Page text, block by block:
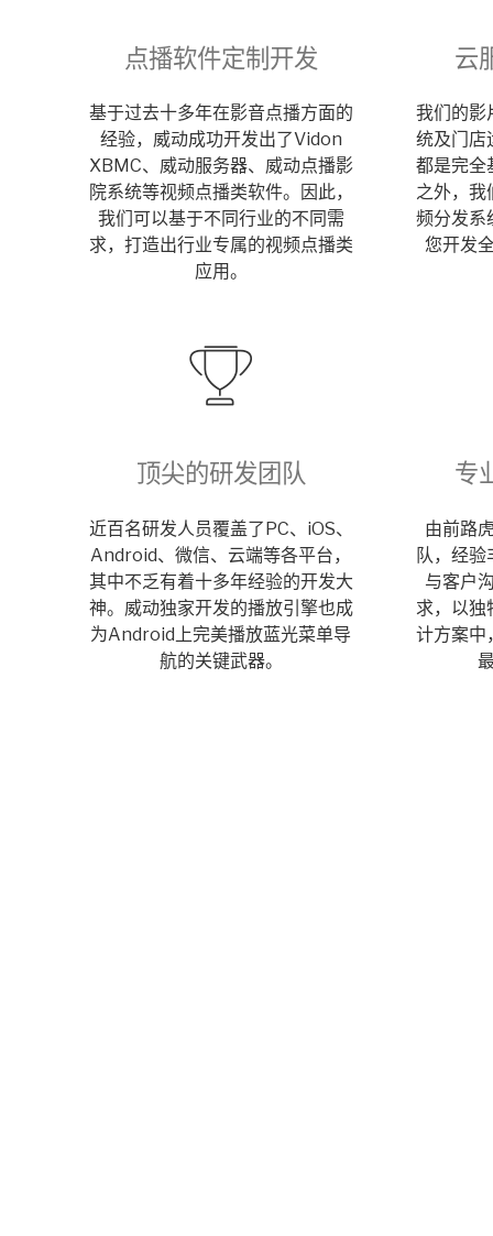
点播软件定制开发
基于过去十多年在影音点播方面的
经验，威动成功开发出了Vidon
XBMC、威动服务器、威动点播影
院系统等视频点播类软件。因此，
我们可以基于不同行业的不同需
求，打造出行业专属的视频点播类
应用。
云
我们的影
统及门店
都是完全
之外，我
频分发系
您开发
顶尖的研发团队
近百名研发人员覆盖了PC、iOS、
Android、微信、云端等各平台，
其中不乏有着十多年经验的开发大
神。威动独家开发的播放引擎也成
为Android上完美播放蓝光菜单导
航的关键武器。
专
由前路
队，经验
与客户
求，以独
计方案中